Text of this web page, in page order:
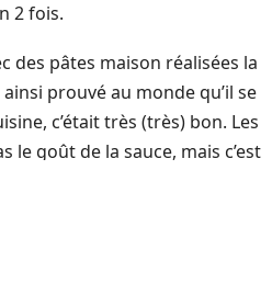
2 fois.
des pâtes maison réalisées la
prouvé au monde qu’il se
c’était très (très) bon. Les
le goût de la sauce, mais c’est